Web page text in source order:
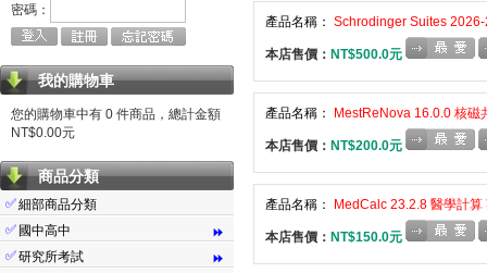
密碼：
我的購物車
您的購物車中有 0 件商品，總計金額
NT$0.00元
商品分類
✅細部商品分類
⏩
✅ 國中高中
⏩
✅研究所考試
產品名稱： Schrodinger Suites
本店售價： NT$500.0元
產品名稱： MestReNova 16.0.0 核
本店售價： NT$200.0元
產品名稱： MedCalc 23.2.8 醫學計
本店售價： NT$150.0元